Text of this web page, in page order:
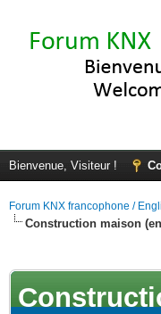
Bienvenue, Visiteur !
Forum KNX francophone /
Construction maison